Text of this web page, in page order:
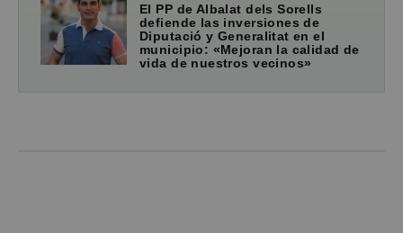
El PP de Albalat dels Sorells
defiende las inversiones de
Diputació y Generalitat en el
municipio: «Mejoran la calidad de
vida de nuestros vecinos»